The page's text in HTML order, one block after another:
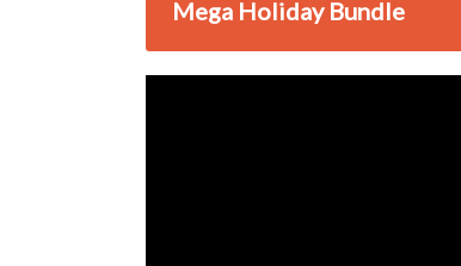
Mega Holiday Bundle